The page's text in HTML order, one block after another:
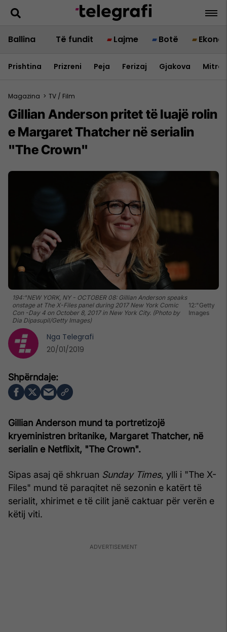
Ballina Të fundit Lajme Botë
Prishtina Prizreni Peja Ferizaj Gjakova
Magazina > TV / Film
Gillian Anderson pritet të luajë rolin
e Margaret Thatcher në serialin
"The Crown"
194:"NEW YORK, NY - OCTOBER 08: Gillian Anderson speaks
onstage at The X-Files panel during 2017 New York Comic
Con -Day 4 on October 8, 2017 in New York City. (Photo by
Dia Dipasupil/Getty Images)
12:"Getty
Images
Gillian Anderson mund ta portretizojë
kryeministren britanike, Margaret Thatcher, në
serialin e Netflixit, "The Crown".
Sipas asaj që shkruan Sunday Times, ylli i "The X-
Files" mund të paraqitet në sezonin e katërt të
serialit, xhirimet e të cilit janë caktuar për verën e
këtij viti.
Nga Telegrafi
20/01/2019